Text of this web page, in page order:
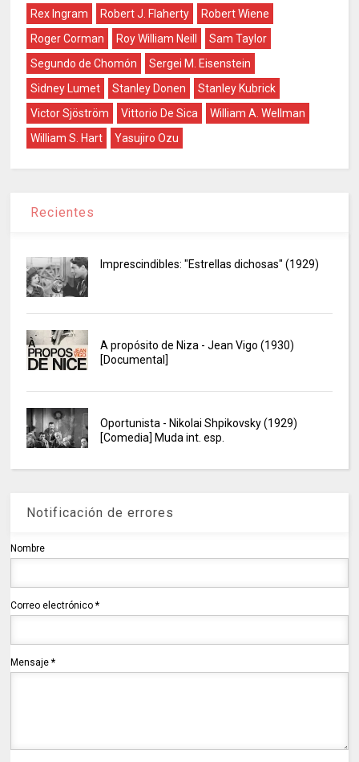
Rex Ingram
Robert J. Flaherty
Robert Wiene
Roger Corman
Roy William Neill
Sam Taylor
Segundo de Chomón
Sergei M. Eisenstein
Sidney Lumet
Stanley Donen
Stanley Kubrick
Victor Sjöström
Vittorio De Sica
William A. Wellman
William S. Hart
Yasujiro Ozu
Recientes
Imprescindibles: "Estrellas dichosas" (1929)
A propósito de Niza - Jean Vigo (1930)
[Documental]
Oportunista - Nikolai Shpikovsky (1929)
[Comedia] Muda int. esp.
Notificación de errores
Nombre
Correo electrónico*
Mensaje*